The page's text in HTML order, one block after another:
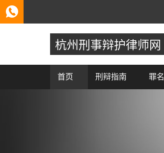
杭州刑事辩护律师网
首页 刑辩指南 罪名